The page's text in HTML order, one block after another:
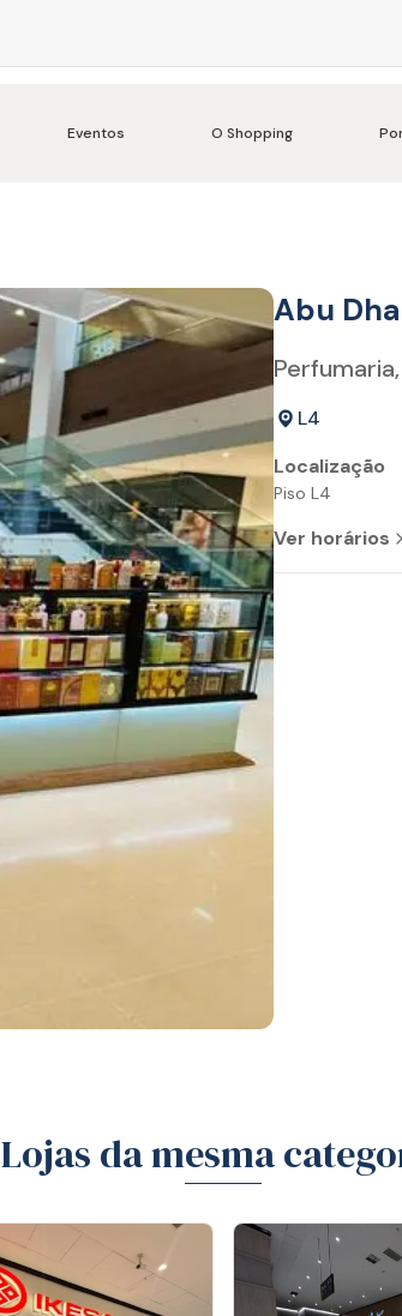
Eventos O Shopping
Abu
L4
Localização
Piso L4
Ver horários
Lojas da mesma